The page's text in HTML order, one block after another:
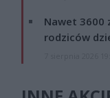
Nawet 3600
rodziców